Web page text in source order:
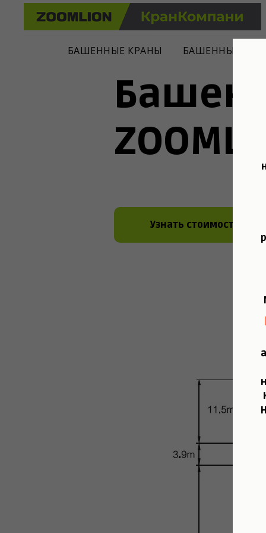
БАШЕННЫЕ КРАНЫ БАШЕННЫЕ
Узнать стоимость